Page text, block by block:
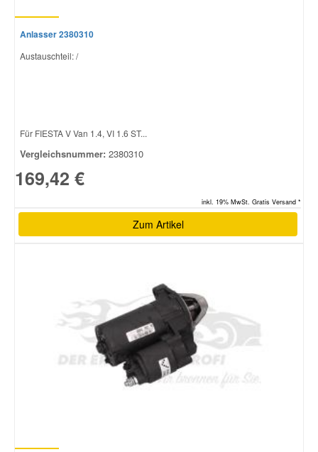
Anlasser 2380310
Austauschteil: /
Für FIESTA V Van 1.4, VI 1.6 ST...
Vergleichsnummer: 2380310
169,42 €
inkl. 19% MwSt. Gratis Versand *
Zum Artikel